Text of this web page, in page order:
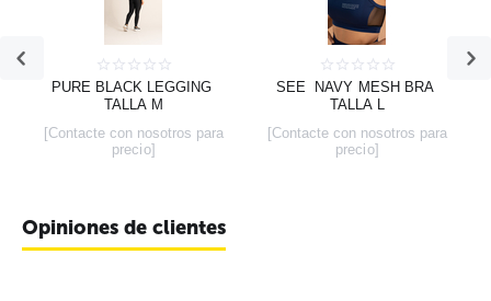
PURE BLACK LEGGING
TALLA M
[Contacte con nosotros para
precio]
SEE  NAVY MESH BRA
TALLA L
[Contacte con nosotros para
precio]
Opiniones de clientes